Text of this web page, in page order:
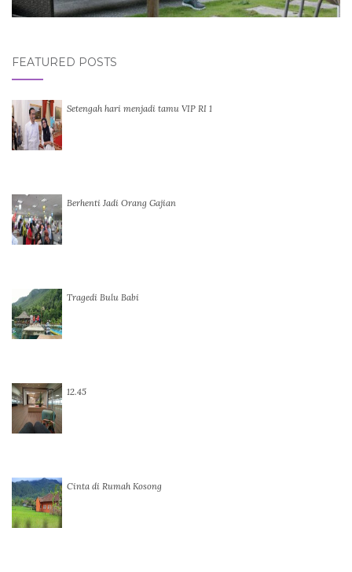
FEATURED POSTS
Setengah hari menjadi tamu VIP RI 1
Berhenti Jadi Orang Gajian
Tragedi Bulu Babi
12.45
Cinta di Rumah Kosong